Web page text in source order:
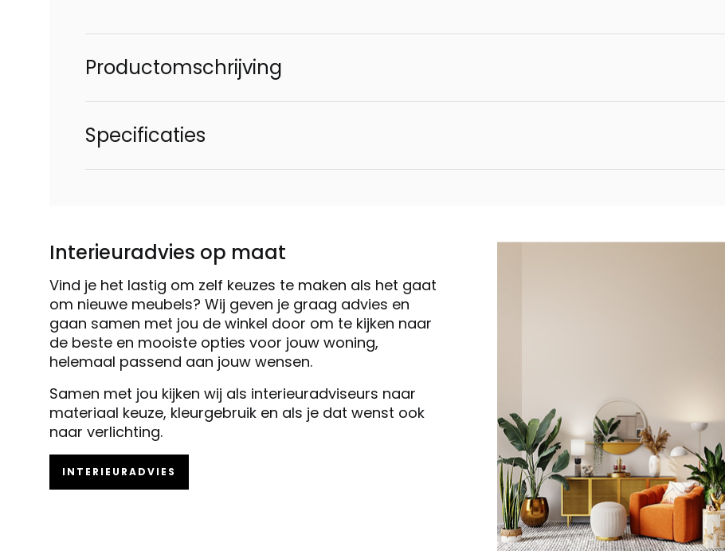
Productomschrijving
Specificaties
Interieuradvies op maat
Vind je het lastig om zelf keuzes te maken als het gaat
om nieuwe meubels? Wij geven je graag advies en
gaan samen met jou de winkel door om te kijken naar
de beste en mooiste opties voor jouw woning,
helemaal passend aan jouw wensen.
Samen met jou kijken wij als interieuradviseurs naar
materiaal keuze, kleurgebruik en als je dat wenst ook
naar verlichting.
INTERIEURADVIES